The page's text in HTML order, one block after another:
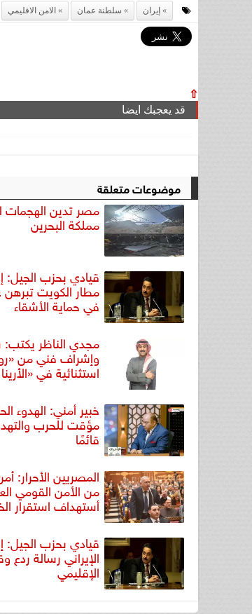
إيران سلطنة عمان الامن الاقليمي
⇧
قد يعجبك ايضا
موضوعات متعلقة
مصر تدين
مملكة البحرين
قيادي بحزب الجيل:
مطار الكويت تبرهن
في حماية الأشقاء
مجدي الناظر يكتب:
وإشراف فني من
استثنائية في
خبير أمني: الهدوء
مؤقت للحرب
قائمًا
المصريين الأحرار:
من الأمن القومي
أستهداف استقرار
قيادي بحزب الجيل:
الإيراني رسالة ردع
الإقليمي